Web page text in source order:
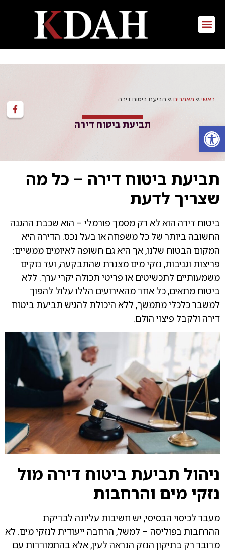
פתח סרגל נגישות
ראשי » מאמרים » תביעת ביטוח דירה
תביעת ביטוח דירה
תביעת ביטוח דירה – כל מה
שצריך לדעת
ביטוח דירה הוא לא רק מסמך פורמלי – הוא שכבת ההגנה
החשובה ביותר של כל משפחה או בעל נכס. הדירה היא
המקום הבטוח שלנו, אך היא גם חשופה לאיומים ממשיים:
פריצות וגניבות, נזקי מים מצנרת שהתבקעה, ועד נזקים
משמעותיים לתכשיטים או פריטי תכולה יקרי ערך. ללא
ביטוח מתאים, כל אחד מהאירועים הללו עלול להפוך
למשבר כלכלי מתמשך, ללא היכולת להגיש תביעת ביטוח
דירה ולקבל פיצוי הולם.
ניהול תביעת ביטוח דירה מול
נזקי מים והרחבות
מעבר לכיסוי הבסיסי, יש חשיבות עליונה לבדיקת
ההרחבות בפוליסה – למשל, הרחבה ייעודית לנזקי מים. לא
מדובר רק בתיקון הנזק הנראה לעין, אלא בהתמודדות עם